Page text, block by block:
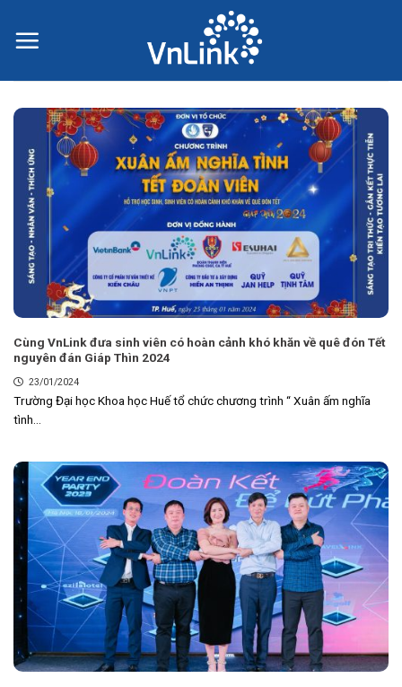
Cùng VnLink đưa sinh viên có hoàn cảnh khó khăn về quê đón Tết
nguyên đán Giáp Thìn 2024
23/01/2024
Trường Đại học Khoa học Huế tổ chức chương trình “ Xuân ấm nghĩa
tình...